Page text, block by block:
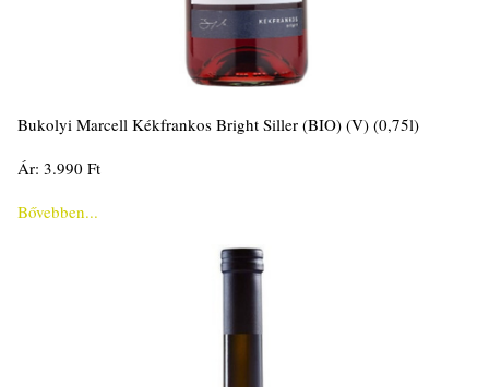
Bukolyi Marcell Kékfrankos Bright Siller (BIO) (V) (0,75l)
Ár: 3.990 Ft
Bővebben...